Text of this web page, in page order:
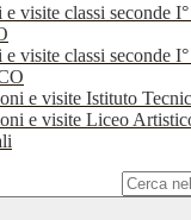
visite classi seconde
e visite classi seconde
e visite Istituto
e visite Liceo